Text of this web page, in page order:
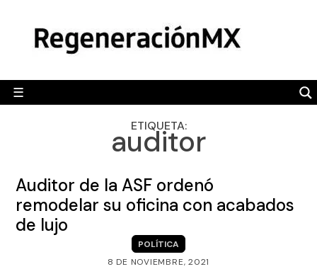
content
☰
POLÍTICA
CAMALEÓN
OPINIÓN
ENGLISH SECTION
ETIQUETA:
auditor
Auditor de la ASF ordenó
remodelar su oficina con acabados
de lujo
POLÍTICA
8 DE NOVIEMBRE, 2021